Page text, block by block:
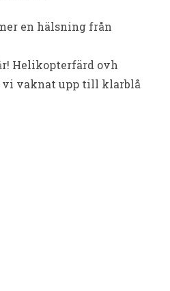
en hälsning från
Helikopterfärd ovh
vi vaknat upp till klarblå